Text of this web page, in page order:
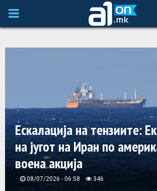
P
A
R
Ескалација на тензиите:
на југот на Иран по
воена акција
08/07/2026 - 06:58 346